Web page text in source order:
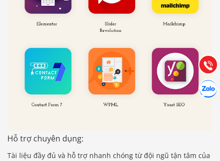
Hỗ trợ chuyên dụng:
Tài liệu đầy đủ và hỗ trợ nhanh chóng từ đội ngũ tận tâm của
Gọi
Báo giá & Đặt hàng:
0903.976.769
(028) 22.166.144
Chát
Tư vấn
Hợp tác